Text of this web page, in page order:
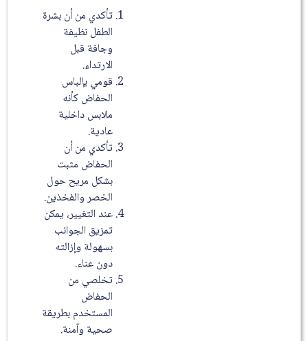
تأكدي من أن بشرة
الطفل نظيفة
وجافة قبل
قومي بإلباس
الحفاض كأنه
ملابس داخلية
تأكدي من أن
الحفاض مثبت
بشكل مريح حول
الخصر والفخذين.
عند التغيير، يمكن
تمزيق الجوانب
بسهولة وإزالته
دون عناء.
تخلصي من
الحفاض
المستخدم بطريقة
صحية وآمنة.